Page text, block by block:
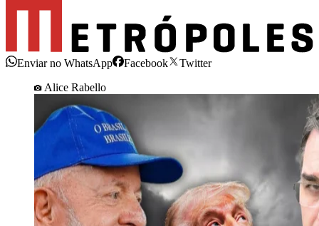
Enviar no WhatsApp Facebook
Twitter
Alice Rabello